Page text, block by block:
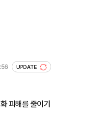
UPDATE
피해를 줄이기